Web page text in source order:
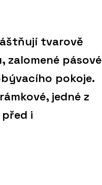
tvarově
pásové
pokoje.
jedné z
i